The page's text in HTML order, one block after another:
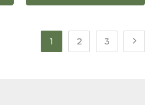
1 2 3